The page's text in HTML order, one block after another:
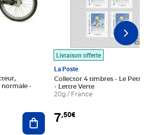
Ajouter au panier
Livraison offerte
La Poste
Collector 4 timbres - Le Petit
- Lettre Verte
20g / France
7,50€